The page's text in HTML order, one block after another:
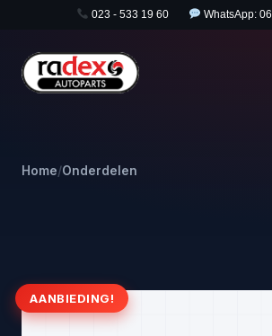
023 - 533 19 60 WhatsApp:
Home/Onderdelen
AANBIEDING!